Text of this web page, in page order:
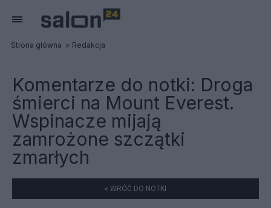
Strona główna Redakcja
Komentarze do notki: Droga
śmierci na Mount Everest.
Wspinacze mijają
zamrożone szczątki
zmarłych
« WRÓĆ DO NOTKI